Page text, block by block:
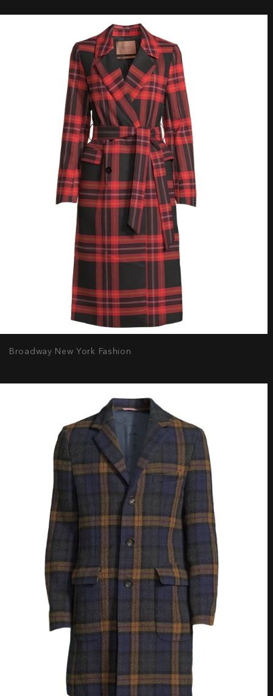
Broadway New York Fashion